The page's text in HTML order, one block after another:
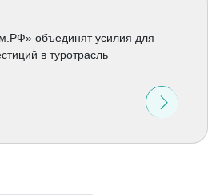
объединят усилия для
в туротрасль